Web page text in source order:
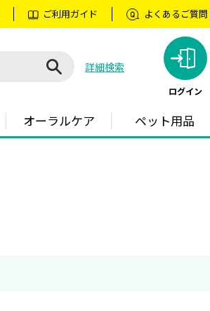
ご利用ガイド よくあるご質問
詳細検索
ログイン
オーラルケア ペット用品